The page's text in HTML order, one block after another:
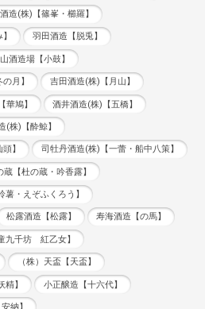
造(株)【篠峯・櫛羅】
羽田酒造【脱兎】
酒造場【小鼓】
月】 吉田酒造(株)【月山】
華鳩】 酒井酒造(株)【五橋】
(株)【酔鯨】
】 司牡丹酒造(株)【一蕾・船中八策】
蔵【杜の蔵・吟香露】
・えぞふくろう】
松露酒造【松露】 寿海酒造【の馬】
九千坊 紅乙女】
（株）天盃【天盃】
】 小正醸造【十六代】